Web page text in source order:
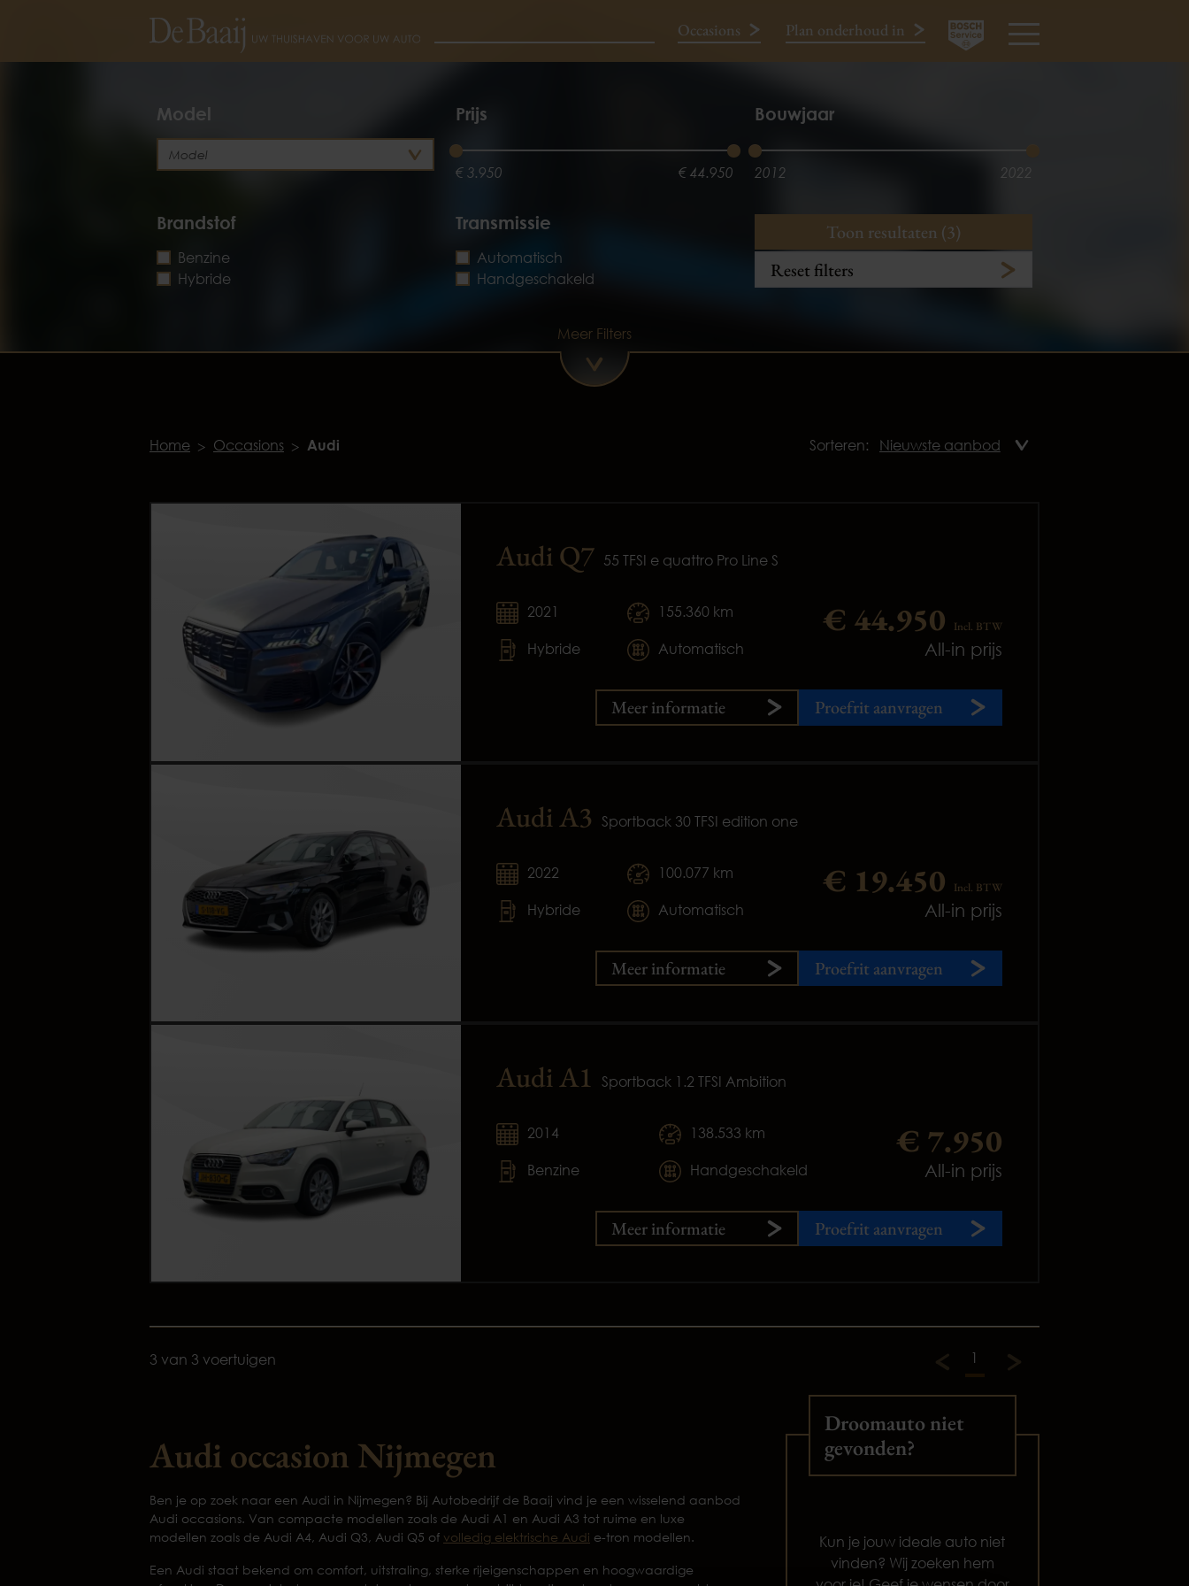
Occasions Plan onderhoud in
Model Prijs
€ 3.950 € 44.950
Bouwjaar
2012 2022
Brandstof
Benzine
Hybride
Transmissie
Automatisch
Handgeschakeld
Toon resultaten (3)
Reset filters
Meer Filters
Home Occasions Audi Sorteren:
Audi Q7 55 TFSI e quattro Pro Line S
2021
Hybride
155.360 km
Automatisch
€ 44.950 Incl. BTW
All-in prijs
Meer informatie Proefrit aanvragen
Audi A3 Sportback 30 TFSI edition one
2022
Hybride
100.077 km
Automatisch
€ 19.450 Incl. BTW
All-in prijs
Meer informatie Proefrit aanvragen
Audi A1 Sportback 1.2 TFSI Ambition
2014
Benzine
138.533 km
Handgeschakeld
€ 7.950
All-in prijs
Meer informatie Proefrit aanvragen
3 van 3 voertuigen 1
Audi occasion Nijmegen
Ben je op zoek naar een Audi in Nijmegen? Bij Autobedrijf de Baaij vind je een wisselend aanbod
Audi occasions. Van compacte modellen zoals de Audi A1 en Audi A3 tot ruime en luxe
modellen zoals de Audi A4, Audi Q3, Audi Q5 of volledig elektrische Audi e-tron modellen.
Een Audi staat bekend om comfort, uitstraling, sterke rijeigenschappen en hoogwaardige
Droomauto niet
gevonden?
Kun je jouw ideale auto niet
vinden? Wij zoeken hem